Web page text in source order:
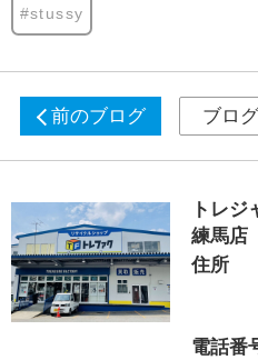
#stussy
前のブログ ブロ
トレ
練馬店
住所
電話番